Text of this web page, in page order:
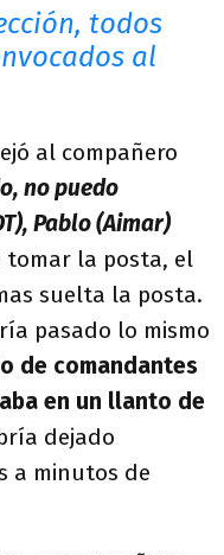
todos
al
al compañero
no puedo
Pablo (Aimar)
tomar la posta, el
suelta la posta.
pasado lo mismo
de comandantes
en un llanto de
dejado
a minutos de